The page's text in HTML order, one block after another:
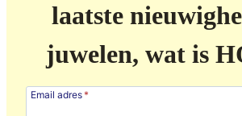
laatste
juwelen, wat is
Email adres*